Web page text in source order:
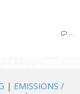
…
| EMISSIONS /